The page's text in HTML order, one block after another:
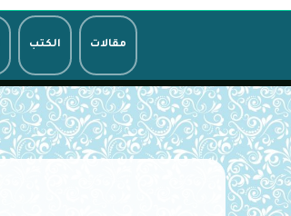
مقالات الكتب